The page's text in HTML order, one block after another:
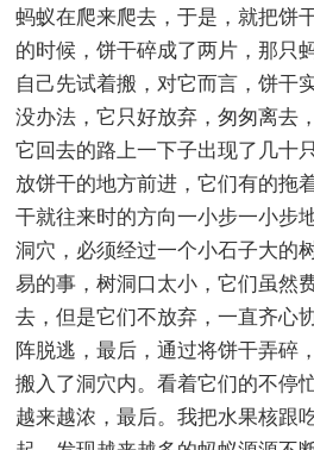
蚂蚁在爬来爬去，于是，就把饼
的时候，饼干碎成了两片，那只
自己先试着搬，对它而言，饼干
没办法，它只好放弃，匆匆离去
它回去的路上一下子出现了几十
放饼干的地方前进，它们有的拖
干就往来时的方向一小步一小步
洞穴，必须经过一个小石子大的
易的事，树洞口太小，它们虽然
去，但是它们不放弃，一直齐心
阵脱逃，最后，通过将饼干弄碎
搬入了洞穴内。看着它们的不停
越来越浓，最后。我把水果核跟